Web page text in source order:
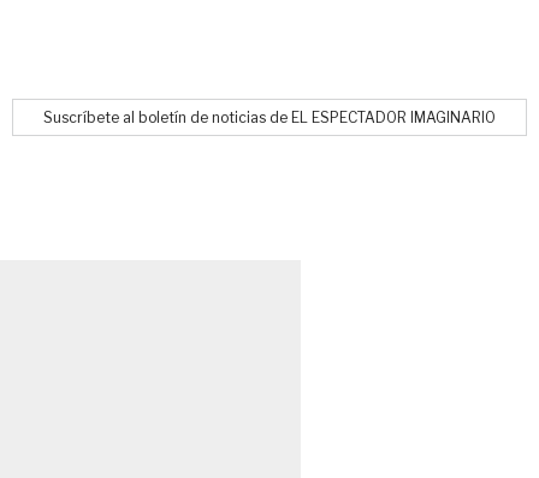
Suscríbete al boletín de noticias de EL ESPECTADOR IMAGINARIO